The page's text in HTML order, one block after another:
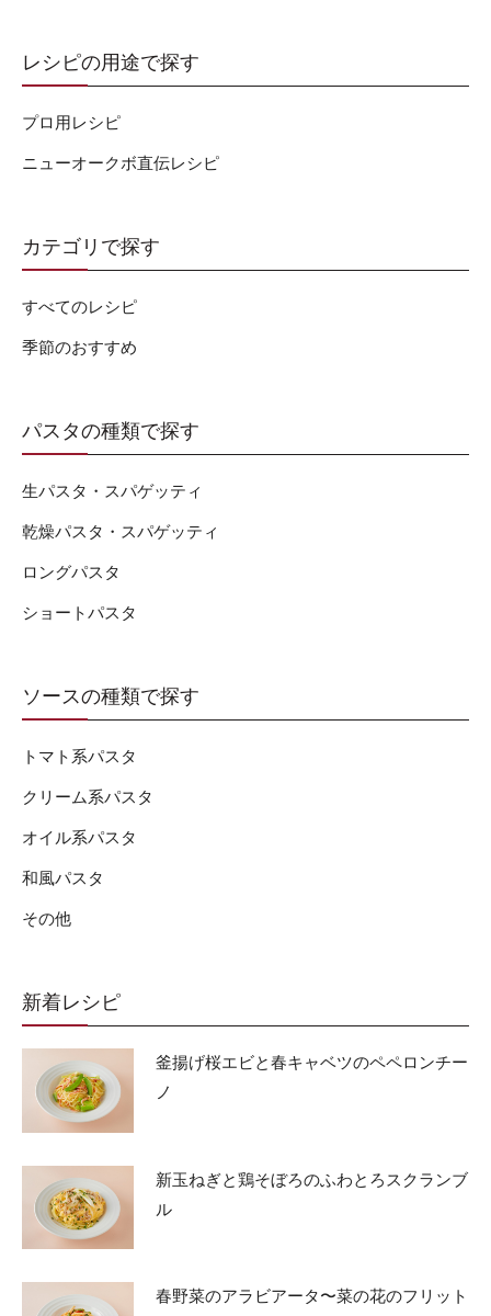
レシピの用途で探す
プロ用レシピ
ニューオークボ直伝レシピ
カテゴリで探す
すべてのレシピ
季節のおすすめ
パスタの種類で探す
生パスタ・スパゲッティ
乾燥パスタ・スパゲッティ
ロングパスタ
ショートパスタ
ソースの種類で探す
トマト系パスタ
クリーム系パスタ
オイル系パスタ
和風パスタ
その他
新着レシピ
釜揚げ桜エビと春キャベツのペペロンチー
ノ
新玉ねぎと鶏そぼろのふわとろスクランブ
ル
春野菜のアラビアータ〜菜の花のフリット